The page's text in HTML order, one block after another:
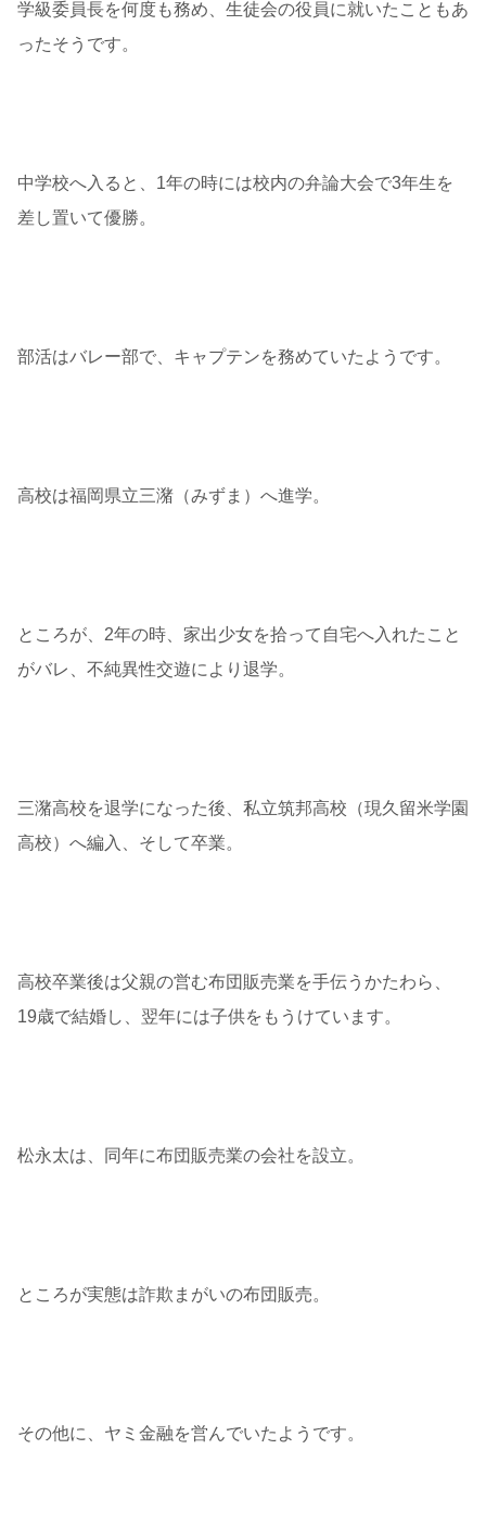
学級委員長を何度も務め、生徒会の役員に就いたこともあ
ったそうです。
中学校へ入ると、1年の時には校内の弁論大会で3年生を
差し置いて優勝。
部活はバレー部で、キャプテンを務めていたようです。
高校は福岡県立三潴（みずま）へ進学。
ところが、2年の時、家出少女を拾って自宅へ入れたこと
がバレ、不純異性交遊により退学。
三潴高校を退学になった後、私立筑邦高校（現久留米学園
高校）へ編入、そして卒業。
高校卒業後は父親の営む布団販売業を手伝うかたわら、
19歳で結婚し、翌年には子供をもうけています。
松永太は、同年に布団販売業の会社を設立。
ところが実態は詐欺まがいの布団販売。
その他に、ヤミ金融を営んでいたようです。